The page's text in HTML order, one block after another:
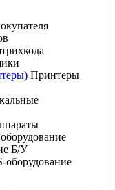
Принтеры
Б/У
оборудование